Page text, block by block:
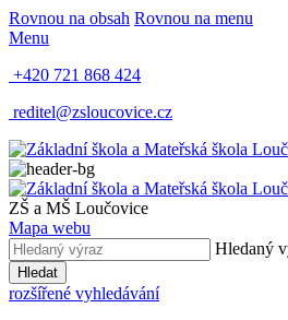
Rovnou na obsah Rovnou na menu
Menu
+420 721 868 424
reditel@zsloucovice.cz
ZŠ a MŠ Loučovice
Mapa webu
Hledaný
Hledat
rozšířené vyhledávání